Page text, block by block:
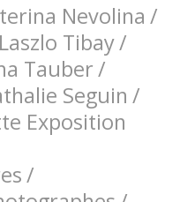
Nevolina /
Laszlo Tibay/
Tauber/
Seguin /
Exposition
/